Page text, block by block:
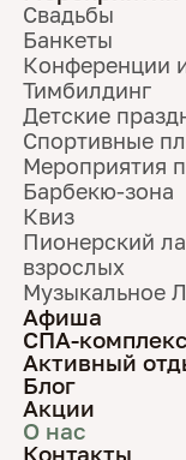
Свадьбы
Банкеты
Конференции
Тимбилдинг
Детские
Спортивные
Мероприятия
Барбекю-зона
Квиз
Пионерский
взрослых
Музыкальное
Афиша
СПА-комплекс
Активный
Блог
Акции
О нас
Контакты